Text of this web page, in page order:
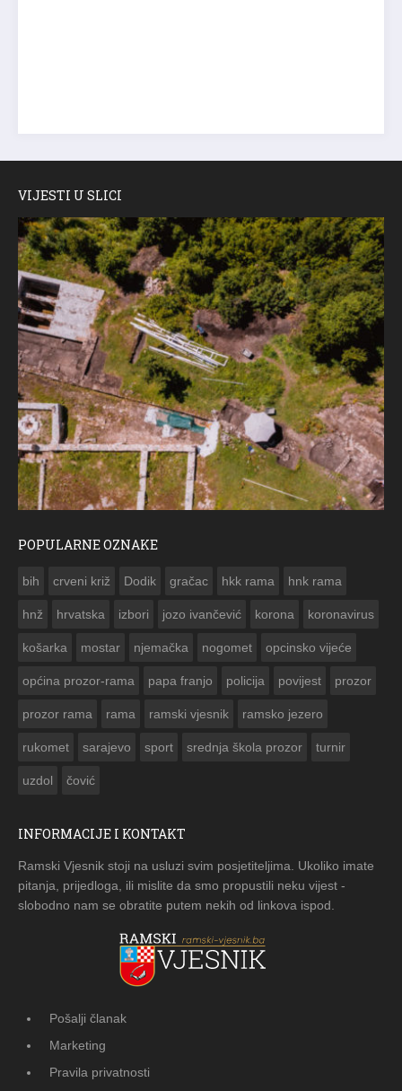
VIJESTI U SLICI
POPULARNE OZNAKE
bih crveni križ Dodik gračac hkk rama hnk rama
hnž hrvatska izbori jozo ivančević korona koronavirus
košarka mostar njemačka nogomet opcinsko vijeće
općina prozor-rama papa franjo policija povijest prozor
prozor rama rama ramski vjesnik ramsko jezero
rukomet sarajevo sport srednja škola prozor turnir
uzdol čović
INFORMACIJE I KONTAKT
Ramski Vjesnik stoji na usluzi svim posjetiteljima. Ukoliko imate
pitanja, prijedloga, ili mislite da smo propustili neku vijest -
slobodno nam se obratite putem nekih od linkova ispod.
Pošalji članak
Marketing
Pravila privatnosti